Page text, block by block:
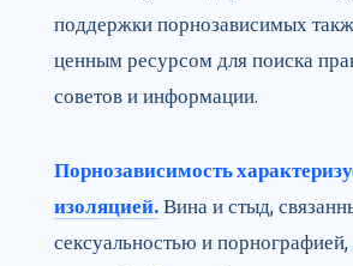
поддержки порнозависимых
ценным ресурсом для поиска
советов и информации.
Порнозависимость
изоляцией.Вина и стыд,
сексуальностью и порнографией,